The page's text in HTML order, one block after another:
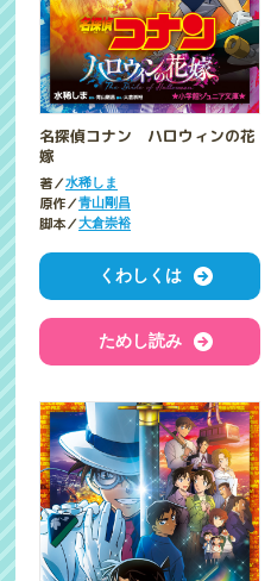
名探偵コナン ハロウィンの花
嫁
著／水稀しま
原作／青山剛昌
脚本／大倉崇裕
くわしくは
ためし読み